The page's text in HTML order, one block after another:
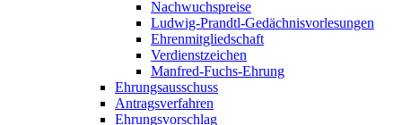
Nachwuchspreise
Ludwig-Prandtl-Gedächnisvorlesungen
Ehrenmitgliedschaft
Verdienstzeichen
Manfred-Fuchs-Ehrung
Ehrungsausschuss
Antragsverfahren
Ehrungsvorschlag